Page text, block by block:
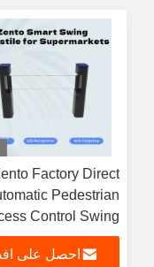
Factory Direct
Pedestrian
Control Swing
Turnstile with IR
Anti-tailgating
احصل على